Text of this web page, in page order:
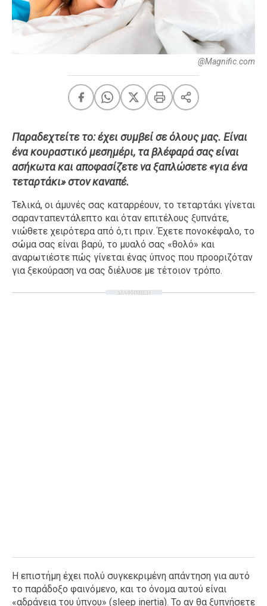
Πάσχα Eurovision
Summer
LGBTQI+
LIFE
Ταξίδια
Style
Σπίτι
Family
Σχέσεις
@Magnific.com
Παραδεχτείτε το: έχει συμβεί σε όλους μας. Είναι
ένα κουραστικό μεσημέρι, τα βλέφαρά σας είναι
ασήκωτα και αποφασίζετε να ξαπλώσετε «για ένα
τεταρτάκι» στον καναπέ.
Τελικά, οι άμυνές σας καταρρέουν, το τεταρτάκι γίνεται
σαρανταπεντάλεπτο και όταν επιτέλους ξυπνάτε,
νιώθετε χειρότερα από ό,τι πριν. Έχετε πονοκέφαλο, το
σώμα σας είναι βαρύ, το μυαλό σας «θολό» και
αναρωτιέστε πώς γίνεται ένας ύπνος που προοριζόταν
για ξεκούραση να σας διέλυσε με τέτοιον τρόπο.
ΔΙΑΦΗΜΙΣΗ
Η επιστήμη έχει πολύ συγκεκριμένη απάντηση για αυτό
το παράδοξο φαινόμενο, και το όνομα αυτού είναι
«αδράνεια του ύπνου» (sleep inertia). Το αν θα ξυπνήσετε